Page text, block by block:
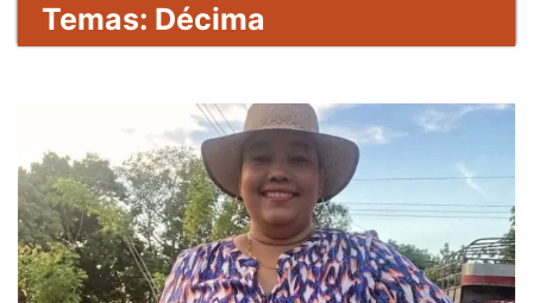
Temas: Décima